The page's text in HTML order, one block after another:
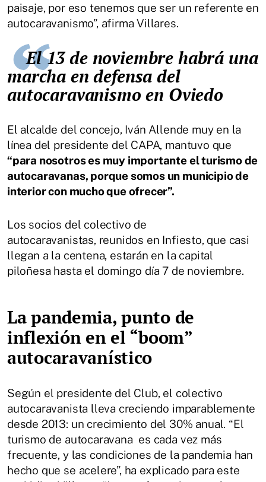
paisaje, por eso tenemos que ser un referente en
autocaravanismo”, afirma Villares.
El 13 de noviembre habrá una
marcha en defensa del
autocaravanismo en Oviedo
El alcalde del concejo, Iván Allende muy en la
línea del presidente del CAPA, mantuvo que
“para nosotros es muy importante el turismo de
autocaravanas, porque somos un municipio de
interior con mucho que ofrecer”.
Los socios del colectivo de
autocaravanistas, reunidos en Infiesto, que casi
llegan a la centena, estarán en la capital
piloñesa hasta el domingo día 7 de noviembre.
La pandemia, punto de
inflexión en el “boom”
autocaravanístico
Según el presidente del Club, el colectivo
autocaravanista lleva creciendo imparablemente
desde 2013: un crecimiento del 30% anual. “El
turismo de autocaravana es cada vez más
frecuente, y las condiciones de la pandemia han
hecho que se acelere”, ha explicado para este